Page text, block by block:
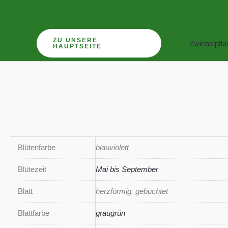
ZU UNSERE
HAUPTSEITE
Blütenfarbe blauviolett
Blütezeit Mai bis September
Blatt herzförmig, gebuchtet
Blattfarbe graugrün